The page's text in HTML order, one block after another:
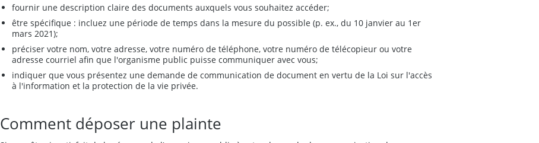
fournir une description claire des documents auxquels vous souhaitez accéder;
être spécifique : incluez une période de temps dans la mesure du possible (p. ex., du 10 janvier au 1er
mars 2021);
préciser votre nom, votre adresse, votre numéro de téléphone, votre numéro de télécopieur ou votre
adresse courriel afin que l'organisme public puisse communiquer avec vous;
indiquer que vous présentez une demande de communication de document en vertu de la Loi sur l'accès
à l'information et la protection de la vie privée.
Comment déposer une plainte